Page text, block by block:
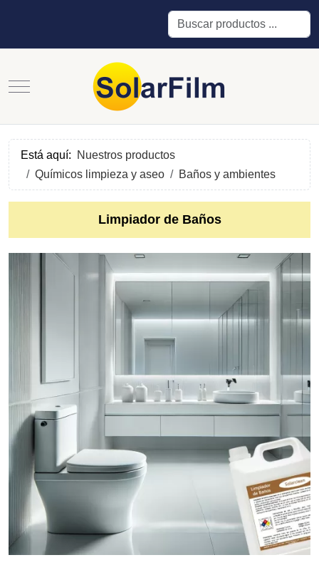
Buscar
Mobile Menu Toggle
Está aquí:
Nuestros productos
Químicos limpieza y aseo
Baños y ambientes
Limpiador de Baños